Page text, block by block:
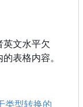
文水平欠
表格内容。
类型转换的